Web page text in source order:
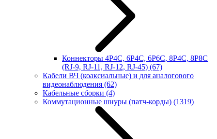
Коннекторы 4P4C, 6P4C, 6P6C, 8P4C, 8P8C
(RJ-9, RJ-11, RJ-12, RJ-45) (67)
Кабели ВЧ (коаксиальные) и для аналогового
видеонаблюдения (62)
Кабельные сборки (4)
Коммутационные шнуры (патч-корды) (1319)